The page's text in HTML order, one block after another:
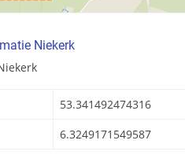
Niekerk
53.341492474316
6.3249171549587